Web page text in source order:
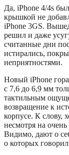
Да, iPhone 4/4s
крышкой не
iPhone 3GS.
решил и даже
считанные дни
истирались,
неприятностями.
Новый iPhone
с 7,6 до 6,9 мм
тактильным
возвращение к
корпусе. К слову,
несмотря на
Видимо, дают о
о которых